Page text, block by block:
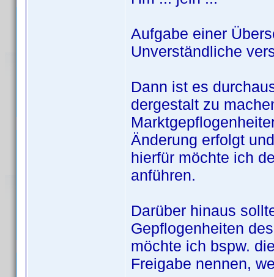
Aufgabe einer
Unverständliche
Dann ist es
dergestalt zu
Änderung erfolgt
hierfür möchte ich
anführen.
Darüber hinaus
Gepflogenheiten
möchte ich bspw.
Freigabe nennen,